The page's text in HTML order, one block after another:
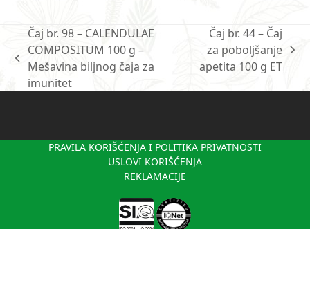
previous
post:
Čaj br. 98 – CALENDULAE
COMPOSITUM 100 g –
Mešavina biljnog čaja za
imunitet
next
post:
Čaj br. 44 – Čaj
za poboljšanje
apetita 100 g ET
PRAVILA KORIŠĆENJA I POLITIKA PRIVATNOSTI
USLOVI KORIŠĆENJA
REKLAMACIJE